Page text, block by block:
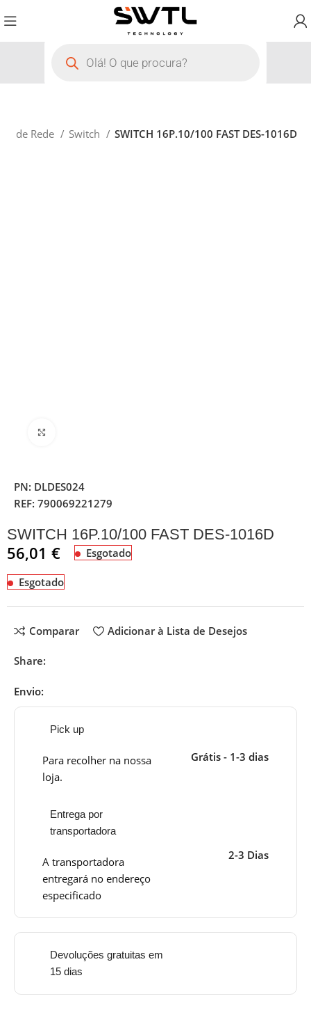
de Rede Switch SWITCH 16P.10/100 FAST DES-1016D
PN: DLDES024
REF:790069221279
SWITCH 16P.10/100 FAST DES-1016D
56,01€ Esgotado
Esgotado
Comparar Adicionar à Lista de Desejos
Share:
Envio:
Pick up
Para recolher na nossa
loja.
Grátis - 1-3 dias
Entrega por
transportadora
A transportadora
entregará no endereço
especificado
2-3 Dias
Devoluções gratuitas em
15 dias